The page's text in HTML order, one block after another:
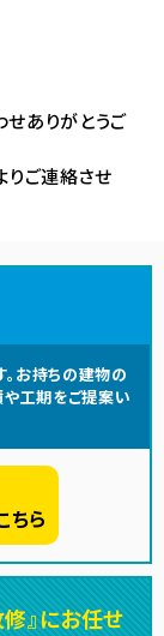
ありがとうご
りご連絡させ
お持ちの建物の
工期をご提案い
ちら
』にお任せ